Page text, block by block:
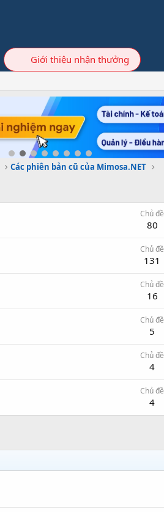
Giới thiệu nhận thưởng
Các phiên bản cũ của Mimosa.NET
Chủ đề
80
Chủ đề
131
Chủ đề
16
Chủ đề
5
Chủ đề
4
Chủ đề
4